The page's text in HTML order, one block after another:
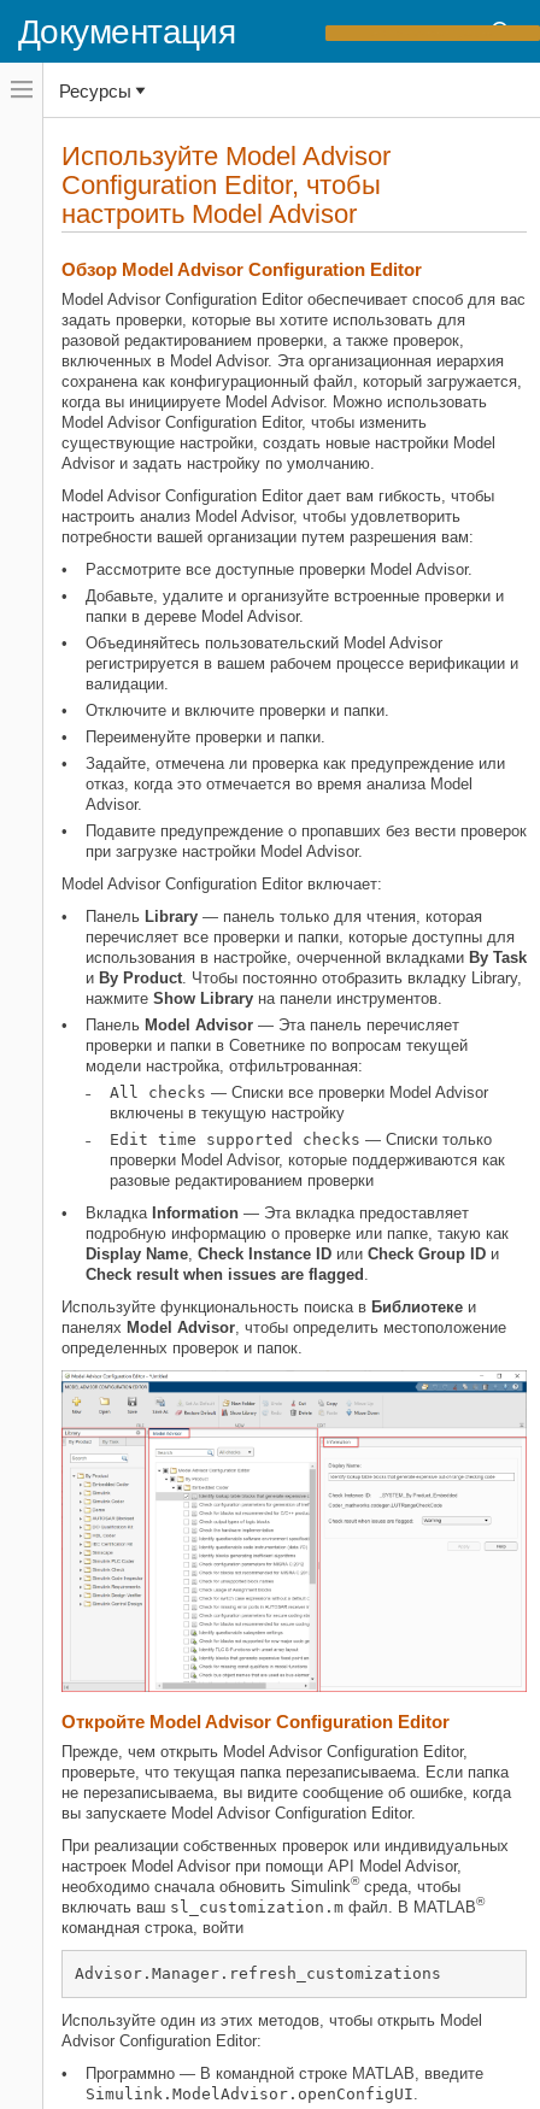
Документация
Переключатель
навигационного
меню
переключатель
навигационного
Simulink Check
Проверьте соответствие модели
Настройте проверки модели
Организуйте и разверните проверки
Model Advisor
Используйте Model Advisor
Configuration Editor, чтобы
настроить Model Advisor
НА ЭТОЙ СТРАНИЦЕ
Обзор Model Advisor Configuration
Откройте Model Advisor Configuration
Задайте конфигурационный файл по
умолчанию
Настройте настройку Model Advisor
Подавите предупреждающее
сообщение для Пропавших без
вести проверок
Используйте Model Advisor
Configuration Editor, чтобы создать
пользовательскую настройку Model
Advisor
Смотрите также
Похожие темы
Ресурсы
Используйте Model Advisor
Configuration Editor, чтобы
настроить Model Advisor
Обзор Model Advisor Configuration Editor
Model Advisor Configuration Editor обеспечивает способ для вас
задать проверки, которые вы хотите использовать для
разовой редактированием проверки, а также проверок,
включенных в Model Advisor. Эта организационная иерархия
сохранена как конфигурационный файл, который загружается,
когда вы инициируете Model Advisor. Можно использовать
Model Advisor Configuration Editor, чтобы изменить
существующие настройки, создать новые настройки Model
Advisor и задать настройку по умолчанию.
Model Advisor Configuration Editor дает вам гибкость, чтобы
настроить анализ Model Advisor, чтобы удовлетворить
потребности вашей организации путем разрешения вам:
Рассмотрите все доступные проверки Model Advisor.
Добавьте, удалите и организуйте встроенные проверки и
папки в дереве Model Advisor.
Объединяйтесь пользовательский Model Advisor
регистрируется в вашем рабочем процессе верификации и
валидации.
Отключите и включите проверки и папки.
Переименуйте проверки и папки.
Задайте, отмечена ли проверка как предупреждение или
отказ, когда это отмечается во время анализа Model
Advisor.
Подавите предупреждение о пропавших без вести проверок
при загрузке настройки Model Advisor.
Model Advisor Configuration Editor включает:
Панель Library — панель только для чтения, которая
перечисляет все проверки и папки, которые доступны для
использования в настройке, очерченной вкладками By Task
и By Product. Чтобы постоянно отобразить вкладку Library,
нажмите Show Library на панели инструментов.
Панель Model Advisor — Эта панель перечисляет
проверки и папки в Советнике по вопросам текущей
модели настройка, отфильтрованная:
All checks ― Списки все проверки Model Advisor
включены в текущую настройку
Edit time supported checks ― Списки только
проверки Model Advisor, которые поддерживаются как
разовые редактированием проверки
Вкладка Information — Эта вкладка предоставляет
подробную информацию о проверке или папке, такую как
Display Name, Check Instance ID или Check Group ID и
Check result when issues are flagged .
Используйте функциональность поиска в Библиотеке и
панелях Model Advisor, чтобы определить местоположение
определенных проверок и папок.
Откройте Model Advisor Configuration Editor
Прежде, чем открыть Model Advisor Configuration Editor,
проверьте, что текущая папка перезаписываема. Если папка
не перезаписываема, вы видите сообщение об ошибке, когда
вы запускаете Model Advisor Configuration Editor.
При реализации собственных проверок или индивидуальных
настроек Model Advisor при помощи API Model Advisor,
необходимо сначала обновить Simulink®среда, чтобы
включать ваш sl_customization.m файл. В MATLAB®
командная строка, войти
Используйте один из этих методов, чтобы открыть Model
Advisor Configuration Editor:
Программно ― В командной строке MATLAB, введите
Simulink.ModelAdvisor.openConfigUI